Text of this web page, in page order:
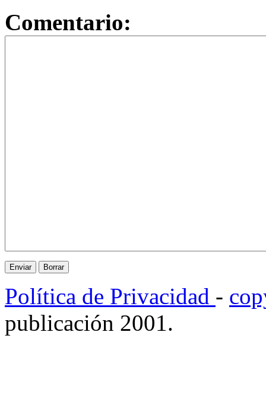
Comentario:
Política de Privacidad -
publicación 2001.